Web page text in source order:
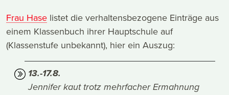
Frau Hase listet die verhaltensbezogene Einträge aus
einem Klassenbuch ihrer Hauptschule auf
(Klassenstufe unbekannt), hier ein Auszug:
13.-17.8.
Jennifer kaut trotz mehrfacher Ermahnung